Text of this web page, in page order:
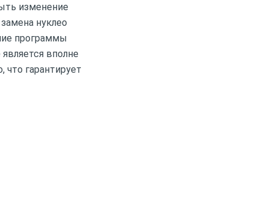
изменение
нуклео
программы
вполне
гарантирует